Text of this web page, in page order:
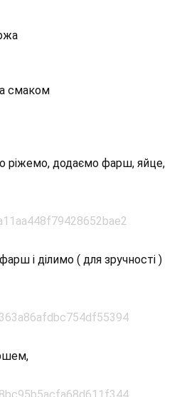
смаком
ріжемо, додаємо фарш, яйце,
і ділимо ( для зручності )